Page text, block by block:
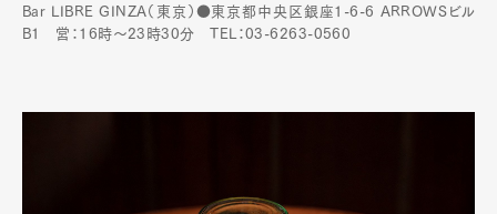
Bar LIBRE GINZA（東京）●東京都中央区銀座1-6-6 ARROWSビル
B1 営：16時～23時30分 TEL：03-6263-0560